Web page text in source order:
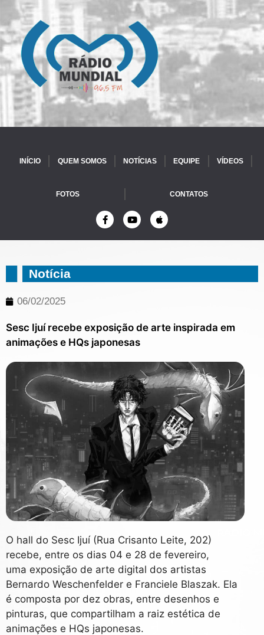
INÍCIO QUEM SOMOS NOTÍCIAS EQUIPE VÍDEOS
FOTOS CONTATOS
Notícia
06/02/2025
Sesc Ijuí recebe exposição de arte inspirada em
animações e HQs japonesas
O hall do Sesc Ijuí (Rua Crisanto Leite, 202)
recebe, entre os dias 04 e 28 de fevereiro,
uma exposição de arte digital dos artistas
Bernardo Weschenfelder e Franciele Blaszak. Ela
é composta por dez obras, entre desenhos e
pinturas, que compartilham a raiz estética de
animações e HQs japonesas.